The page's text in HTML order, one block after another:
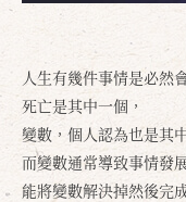
人生有幾件事情是必然
死亡是其中一個，
變數，個人認為也是其
而變數通常導致事情發
能將變數解決掉然後完